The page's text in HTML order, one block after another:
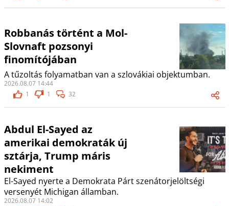
Robbanás történt a Mol-
Slovnaft pozsonyi
finomítójában
A tűzoltás folyamatban van a szlovákiai objektumban.
2026.08.07 14:44
1
1 32
Abdul El-Sayed az
amerikai demokraták új
sztárja, Trump máris
nekiment
El-Sayed nyerte a Demokrata Párt szenátorjelöltségi
versenyét Michigan államban.
2026.08.07 14:02